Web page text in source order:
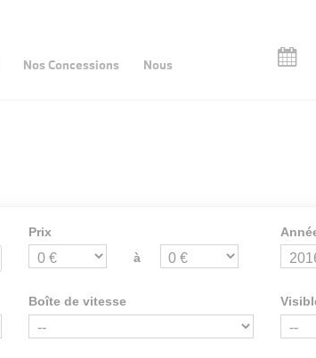
Nos Concessions
Nous
Prix
à
Boîte de vitesse